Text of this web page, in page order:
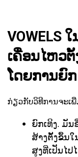
VOWELS
ເຄື່ອນໄຫວ
ໂດຍການຍົກ
ກ່ຽວກັບວິທີການຈະເ
ຍົກເທິງ. ມັ
ສ້າງຕັ້ງຂຶ້ນ
ສູງທີ່ເປັນໄປ